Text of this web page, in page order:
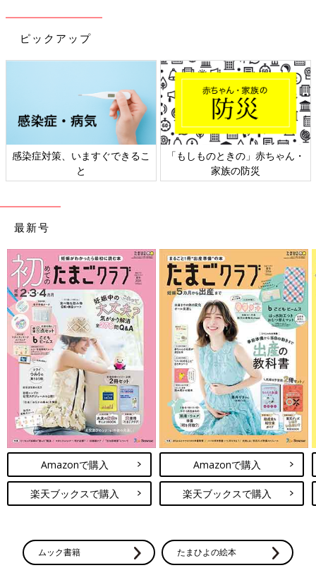
ピックアップ
感染症対策、いますぐできるこ
と
「もしものときの」赤ちゃん・
家族の防災
最新号
Amazonで購入
楽天ブックスで購入
Amazonで購入
楽天ブックスで購入
ムック書籍 たまひよの絵本